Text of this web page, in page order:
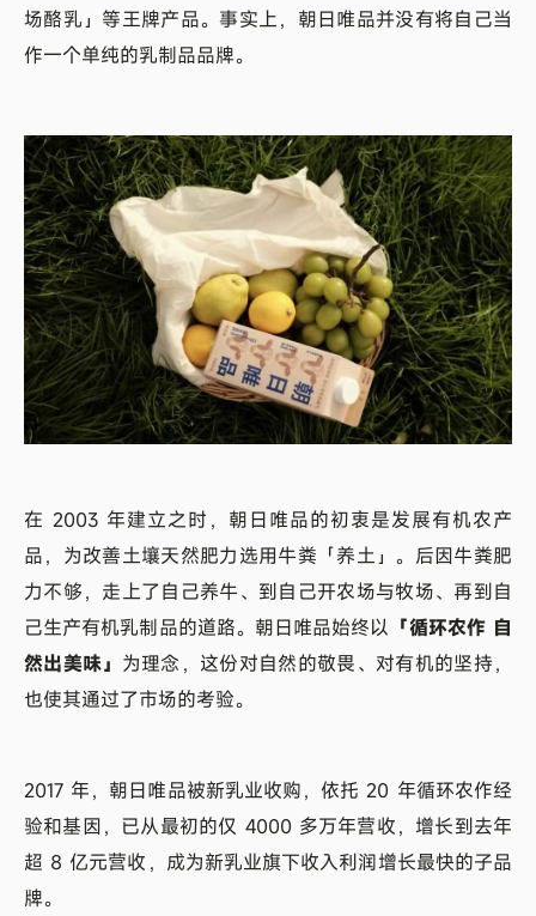
场酪乳」等王牌产品。事实上，朝日唯品并没有将自己当
作一个单纯的乳制品品牌。
在 2003 年建立之时，朝日唯品的初衷是发展有机农产
品，为改善土壤天然肥力选用牛粪「养土」。后因牛粪肥
力不够，走上了自己养牛、到自己开农场与牧场、再到自
己生产有机乳制品的道路。朝日唯品始终以 「循环农作 自
然出美味」 为理念，这份对自然的敬畏、对有机的坚持，
也使其通过了市场的考验。
2017 年，朝日唯品被新乳业收购，依托 20 年循环农作经
验和基因，已从最初的仅 4000 多万年营收，增长到去年
超 8 亿元营收，成为新乳业旗下收入利润增长最快的子品
牌。